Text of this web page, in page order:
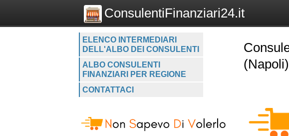
ConsulentiFinanziari24.it
ELENCO INTERMEDIARI
DELL'ALBO DEI CONSULENTI
ALBO CONSULENTI
FINANZIARI PER REGIONE
CONTATTACI
(Napoli)